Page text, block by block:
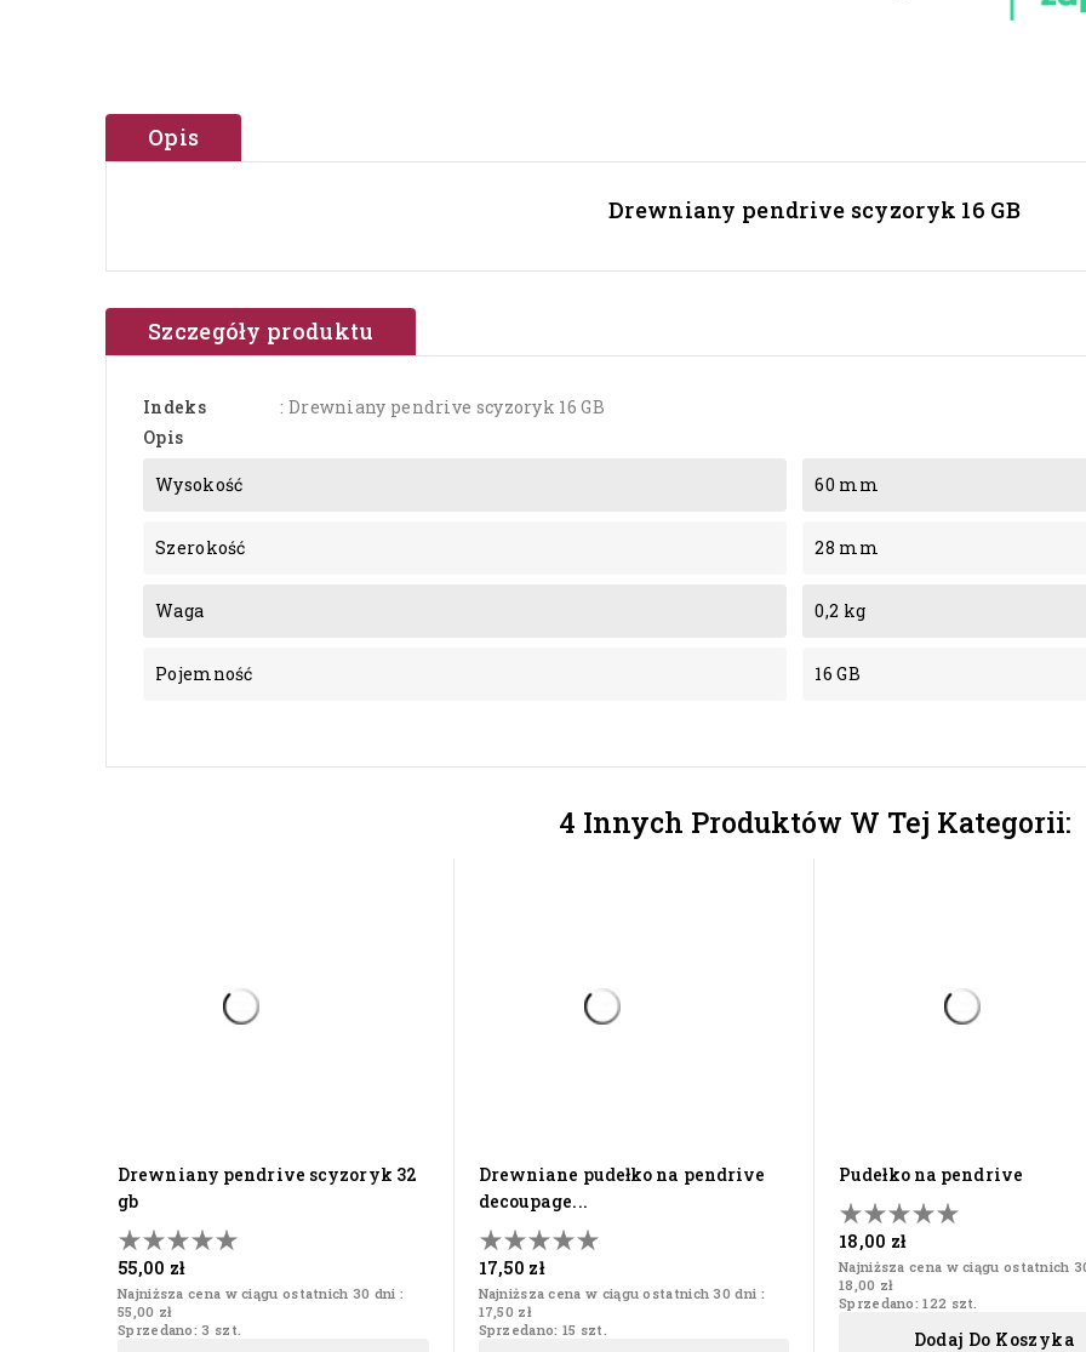
Opis
Drewniany pendrive scyzoryk 16 GB
Szczegóły produktu
Indeks
: Drewniany pendrive scyzoryk 16 GB
Opis
Wysokość 60 mm
Szerokość 28 mm
Waga 0,2 kg
Pojemność 16 GB
4 Innych Produktów W Tej Kategorii:
drewniany pendrive scyzoryk 32
gb
55,00 zł
Najniższa cena w ciągu ostatnich 30 dni :
55,00 zł
Sprzedano: 3 szt.
drewniane pudełko na pendrive
decoupage...
17,50 zł
Najniższa cena w ciągu ostatnich 30 dni :
17,50 zł
Sprzedano: 15 szt.
pudełko na pendrive
18,00 zł
Najniższa cena w ciągu ostatnich
18,00 zł
Sprzedano: 122 szt.
Dodaj Do Koszyka